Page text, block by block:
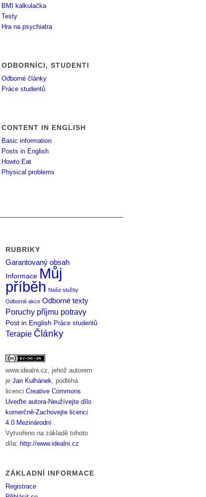
BMI kalkulačka
Testy
Hra na psychiatra
ODBORNÍCI, STUDENTI
Odborné články
Práce studentů
CONTENT IN ENGLISH
Basic information
Posts in English
Howto Eat
Physical problems
RUBRIKY
Garantovaný obsah
Informace Můj
příběh Naše služby
Odborné akce Odborné texty
Poruchy příjmu potravy
Post in English Práce studentů
Terapie Články
www.idealni.cz, jehož autorem
jeJan Kulhánek, podléhá
licenciCreative Commons
Uveďte autora-Neužívejte dílo
komerčně-Zachovejte licenci
4.0 Mezinárodní .
Vytvořeno na základě tohoto
díla: http://www.idealni.cz
ZÁKLADNÍ INFORMACE
Registrace